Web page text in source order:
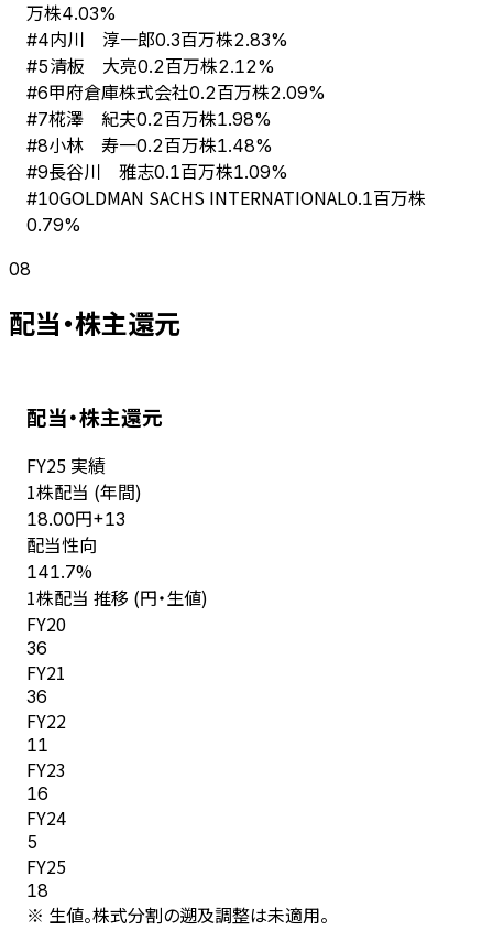
万株4.03%
#4内川 淳一郎0.3百万株2.83%
#5清板 大亮0.2百万株2.12%
#6甲府倉庫株式会社0.2百万株2.09%
#7椛澤 紀夫0.2百万株1.98%
#8小林 寿一0.2百万株1.48%
#9長谷川 雅志0.1百万株1.09%
#10GOLDMAN SACHS INTERNATIONAL0.1百万株
0.79%
08
配当・株主還元
配当・株主還元
FY25 実績
1株配当 (年間)
18.00円+13
配当性向
141.7%
1株配当 推移 (円・生値)
FY20
36
FY21
36
FY22
11
FY23
16
FY24
5
FY25
18
※ 生値。株式分割の遡及調整は未適用。